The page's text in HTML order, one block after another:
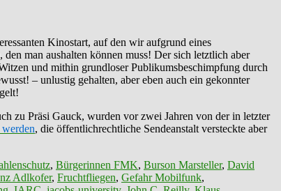
Kinostart, auf den wir aufgrund eines
den man aushalten können muss! Der sich letztlich aber
und mithin grundloser Publikumsbeschimpfung durch
– unlustig gehalten, aber eben auch ein gekonnter
zu Präsi Gauck, wurden vor zwei Jahren von der in letzter
, die öffentlichrechtliche Sendeanstalt versteckte aber
, Bürgerinnen FMK, Burson Marsteller, David
Adlkofer, Fruchtfliegen, Gefahr Mobilfunk,